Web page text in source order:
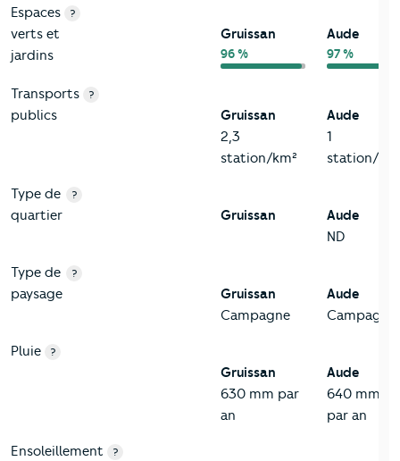
Espaces
verts et
jardins
?
Gruissan
96 %
Aude
97 %
Transports
publics
?
Gruissan
2,3
station/km²
Aude
1
station/
Type de
quartier
?
Gruissan
Aude
ND
Type de
paysage
?
Gruissan
Campagne
Aude
Campagne
Pluie ?
Gruissan
630 mm par
an
Aude
640 mm
par an
Ensoleillement ?